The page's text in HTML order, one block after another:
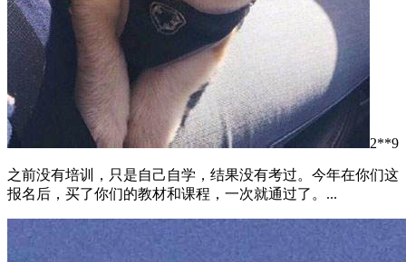
2**9
之前没有培训，只是自己自学，结果没有考过。今年在你们这
报名后，买了你们的教材和课程，一次就通过了。...